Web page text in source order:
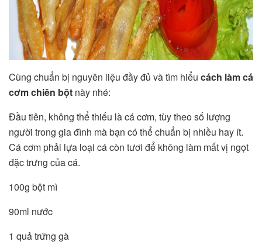
Cùng chuẩn bị nguyên liệu đầy đủ và tìm hiểu cách làm cá
cơm chiên bột này nhé:
Đầu tiên, không thể thiếu là cá cơm, tùy theo số lượng
người trong gia đình mà bạn có thể chuẩn bị nhiều hay ít.
Cá cơm phải lựa loại cá còn tươi để không làm mất vị ngọt
đặc trưng của cá.
100g bột mì
90ml nước
1 quả trứng gà